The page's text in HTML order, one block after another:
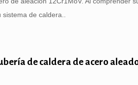
de caldera..
de caldera de acero